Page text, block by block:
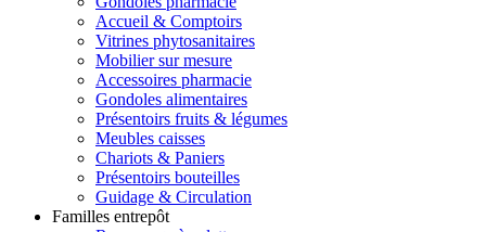
Accueil & Comptoirs
Vitrines phytosanitaires
Mobilier sur mesure
Accessoires pharmacie
Gondoles alimentaires
Présentoirs fruits & légumes
Meubles caisses
Chariots & Paniers
Présentoirs bouteilles
Guidage & Circulation
Familles entrepôt